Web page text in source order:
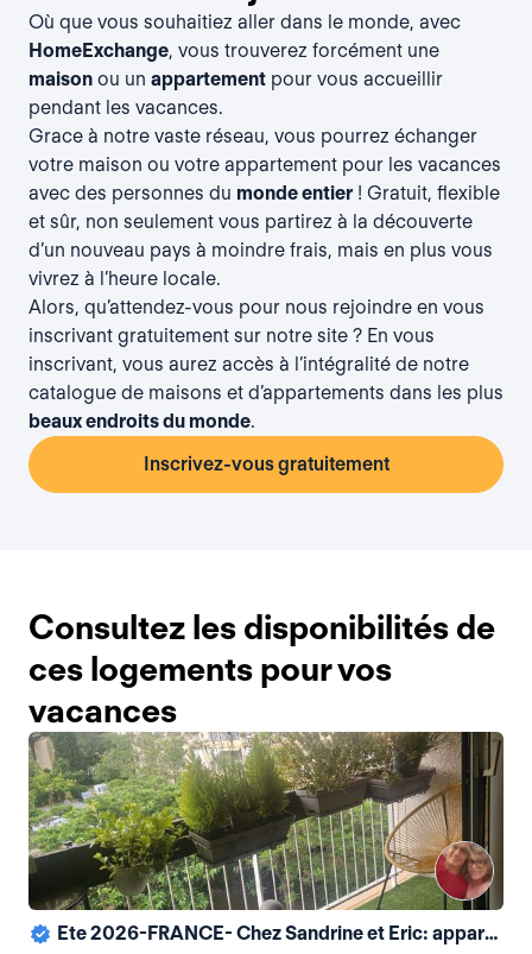
Où que vous souhaitiez aller dans le monde, avec
HomeExchange, vous trouverez forcément une
maison ou un appartement pour vous accueillir
pendant les vacances.
Grace à notre vaste réseau, vous pourrez échanger
votre maison ou votre appartement pour les vacances
avec des personnes du monde entier ! Gratuit, flexible
et sûr, non seulement vous partirez à la découverte
d’un nouveau pays à moindre frais, mais en plus vous
vivrez à l’heure locale.
Alors, qu’attendez-vous pour nous rejoindre en vous
inscrivant gratuitement sur notre site ? En vous
inscrivant, vous aurez accès à l’intégralité de notre
catalogue de maisons et d’appartements dans les plus
beaux endroits du monde.
Inscrivez-vous gratuitement
Consultez les disponibilités de
ces logements pour vos
vacances
Ete 2026-FRANCE- Chez Sandrine et Eric: appartement 2 ch, lumineux, idealement situé, proximité gare